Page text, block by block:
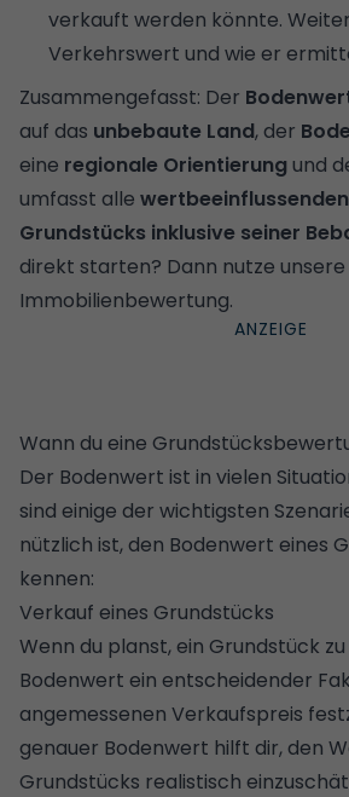
verkauft werden könnte.
Verkehrswert und wie er
Zusammengefasst: Der
auf das unbebaute Land, der
eine regionale Orientierung und
umfasst alle
Grundstücks inklusive seiner
direkt starten? Dann nutze unsere
Immobilienbewertung.
Wann du eine
Der Bodenwert ist in vielen
sind einige der wichtigsten
nützlich ist, den Bodenwert eines
kennen:
Verkauf eines Grundstücks
Wenn du planst, ein Grundstück
Bodenwert ein entscheidender
angemessenen Verkaufspreis
genauer Bodenwert hilft dir, den
Grundstücks realistisch